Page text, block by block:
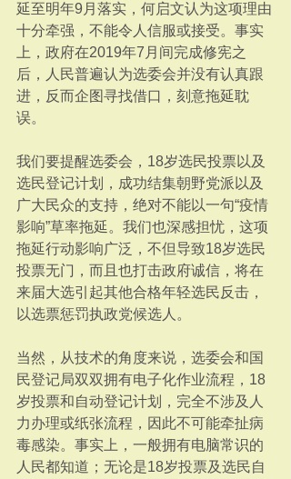
延至明年9月落实，何启文认为这项理由
十分牵强，不能令人信服或接受。事实
上，政府在2019年7月间完成修宪之
后，人民普遍认为选委会并没有认真跟
进，反而企图寻找借口，刻意拖延耽
误。
我们要提醒选委会，18岁选民投票以及
选民登记计划，成功结集朝野党派以及
广大民众的支持，绝对不能以一句“疫情
影响”草率拖延。我们也深感担忧，这项
拖延行动影响广泛，不但导致18岁选民
投票无门，而且也打击政府诚信，将在
来届大选引起其他合格年轻选民反击，
以选票惩罚执政党候选人。
当然，从技术的角度来说，选委会和国
民登记局双双拥有电子化作业流程，18
岁投票和自动登记计划，完全不涉及人
力办理或纸张流程，因此不可能牵扯病
毒感染。事实上，一般拥有电脑常识的
人民都知道；无论是18岁投票及选民自